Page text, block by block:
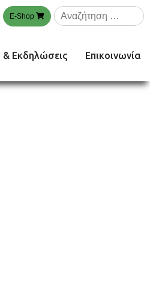
E-Shop
Αναζήτηση
για:
& Εκδηλώσεις Επικοινωνία